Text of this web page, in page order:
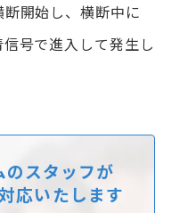
開始し、横断中に
号で進入して発生し
のスタッフが
応いたします